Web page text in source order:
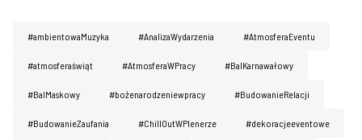
#ambientowaMuzyka #AnalizaWydarzenia #AtmosferaEventu
#atmosferaświąt #AtmosferaWPracy #BalKarnawałowy
#BalMaskowy #bożenarodzeniewpracy #BudowanieRelacji
#BudowanieZaufania #ChillOutWPlenerze #dekoracjeeventowe